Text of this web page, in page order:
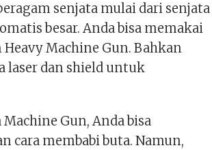
senjata mulai dari senjata
besar. Anda bisa memakai
Machine Gun. Bahkan
laser dan shield untuk
Gun, Anda bisa
cara membabi buta. Namun,